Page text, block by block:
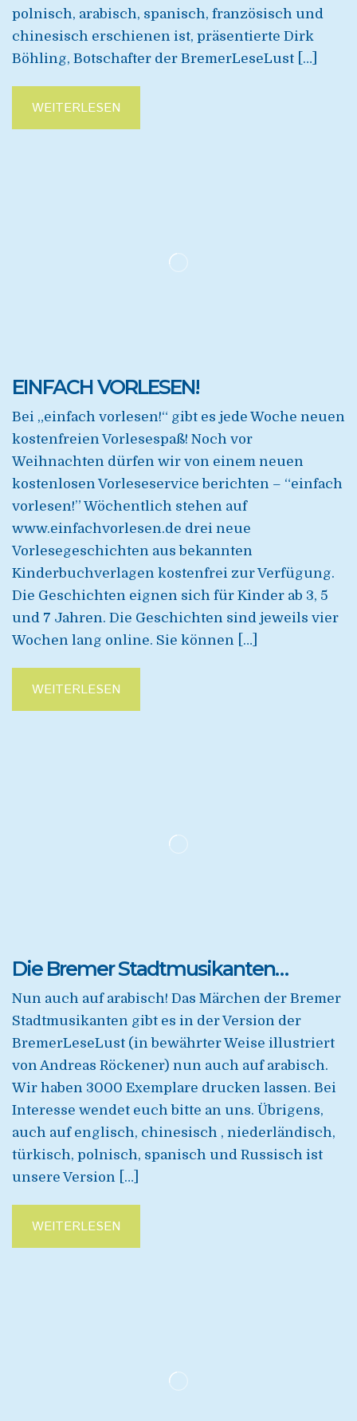
polnisch, arabisch, spanisch, französisch und
chinesisch erschienen ist, präsentierte Dirk
Böhling, Botschafter der BremerLeseLust […]
WEITERLESEN
EINFACH VORLESEN!
Bei „einfach vorlesen!“ gibt es jede Woche neuen
kostenfreien Vorlesespaß! Noch vor
Weihnachten dürfen wir von einem neuen
kostenlosen Vorleseservice berichten – “einfach
vorlesen!” Wöchentlich stehen auf
www.einfachvorlesen.de drei neue
Vorlesegeschichten aus bekannten
Kinderbuchverlagen kostenfrei zur Verfügung.
Die Geschichten eignen sich für Kinder ab 3, 5
und 7 Jahren. Die Geschichten sind jeweils vier
Wochen lang online. Sie können […]
WEITERLESEN
Die Bremer Stadtmusikanten…
Nun auch auf arabisch! Das Märchen der Bremer
Stadtmusikanten gibt es in der Version der
BremerLeseLust (in bewährter Weise illustriert
von Andreas Röckener) nun auch auf arabisch.
Wir haben 3000 Exemplare drucken lassen. Bei
Interesse wendet euch bitte an uns. Übrigens,
auch auf englisch, chinesisch , niederländisch,
türkisch, polnisch, spanisch und Russisch ist
unsere Version […]
WEITERLESEN